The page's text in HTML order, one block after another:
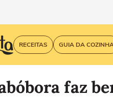
RECEITAS GUIA DA
faz